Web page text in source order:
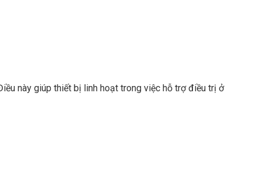
này giúp thiết bị linh hoạt trong việc hỗ trợ điều trị ở